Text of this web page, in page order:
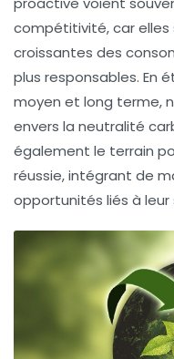
compétitivité, car elles
croissantes des
plus responsables. En
moyen et long terme,
envers la neutralité
également le terrain
réussie, intégrant de
opportunités liés à leur